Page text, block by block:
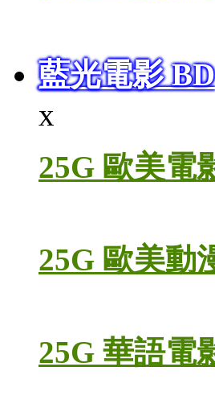
藍光電影 BD
x
25G 歐美電
25G 歐美動
25G 華語電